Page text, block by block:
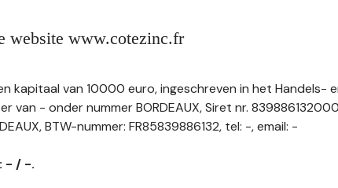
website www.cotezinc.fr
kapitaal van 10000 euro, ingeschreven in het Handels-
van - onder nummer BORDEAUX, Siret nr.
BTW-nummer: FR85839886132, tel: -, email: -
- / -.